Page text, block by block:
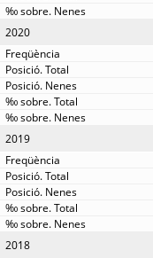
2020
2019
2018